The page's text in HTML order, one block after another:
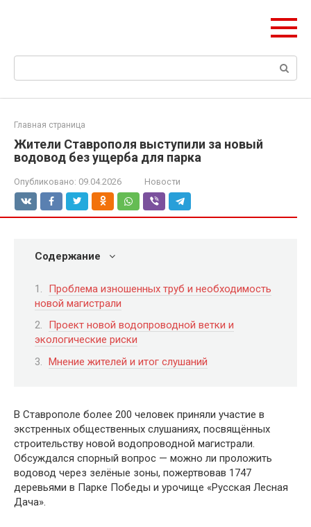
Поиск:
Главная страница
Жители Ставрополя выступили за новый
водовод без ущерба для парка
Опубликовано: 09.04.2026 Новости
Содержание
Проблема изношенных труб и необходимость
новой магистрали
Проект новой водопроводной ветки и
экологические риски
Мнение жителей и итог слушаний
В Ставрополе более 200 человек приняли участие в
экстренных общественных слушаниях, посвящённых
строительству новой водопроводной магистрали.
Обсуждался спорный вопрос — можно ли проложить
водовод через зелёные зоны, пожертвовав 1747
деревьями в Парке Победы и урочище «Русская Лесная
Дача».